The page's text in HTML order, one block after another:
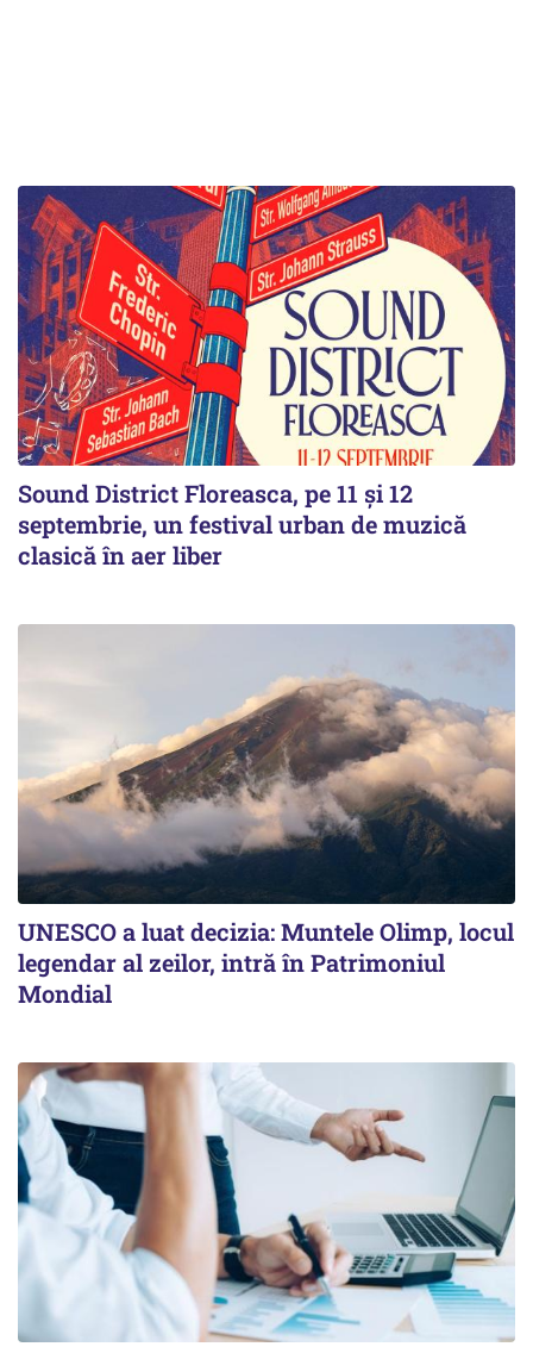
Sound District Floreasca, pe 11 și 12
septembrie, un festival urban de muzică
clasică în aer liber
UNESCO a luat decizia: Muntele Olimp, locul
legendar al zeilor, intră în Patrimoniul
Mondial